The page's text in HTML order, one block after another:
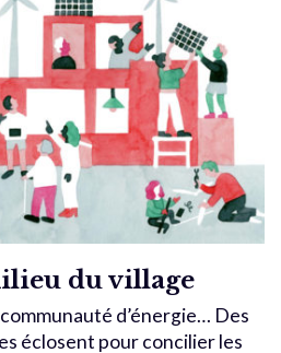
du village
d’énergie… Des
éclosent pour concilier les